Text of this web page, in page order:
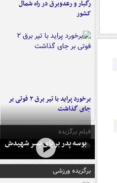
رگبار و رعدوبرق در راه شمال
کشور
برخورد پراید با تیر برق ۲ فوتی بر
جای گذاشت
فیلم برگزیده
بوسه‌ پدر بر پای پسر شهیدش
برگزیده ورزشی